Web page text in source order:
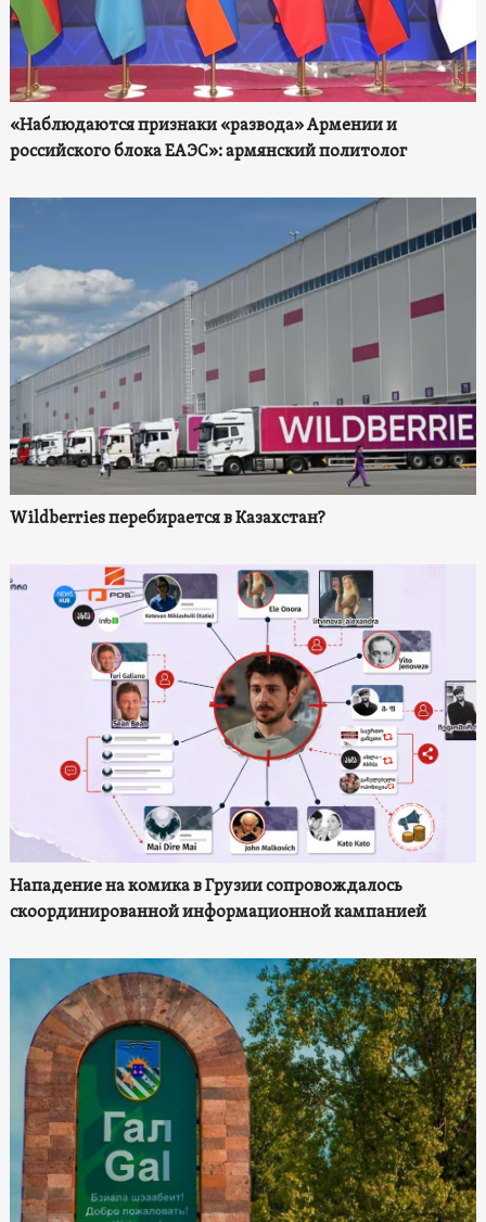
«Наблюдаются признаки «развода» Армении и
российского блока ЕАЭС»: армянский политолог
Wildberries перебирается в Казахстан?
Нападение на комика в Грузии сопровождалось
скоординированной информационной кампанией